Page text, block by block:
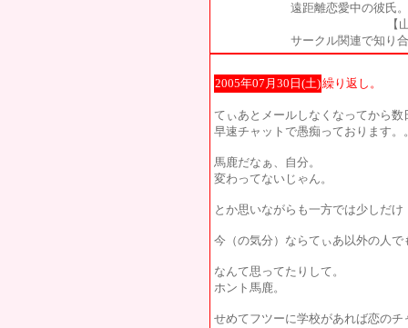
遠距離恋愛中の彼氏
【
サークル関連で知り
2005年07月30日(土)繰り返し。
てぃあとメールしなくなってから
早速チャットで愚痴っております。
馬鹿だなぁ、自分。
変わってないじゃん。
とか思いながらも一方では少しだけ
今（の気分）ならてぃあ以外の人
なんて思ってたりして。
ホント馬鹿。
せめてフツーに学校があれば恋の